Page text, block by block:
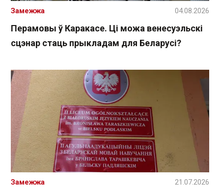
Перамовы ў Каракасе. Ці можа венесуэльскі
сцэнар стаць прыкладам для Беларусі?
Замежжа 04.08.2026
Замежжа 21.07.2026